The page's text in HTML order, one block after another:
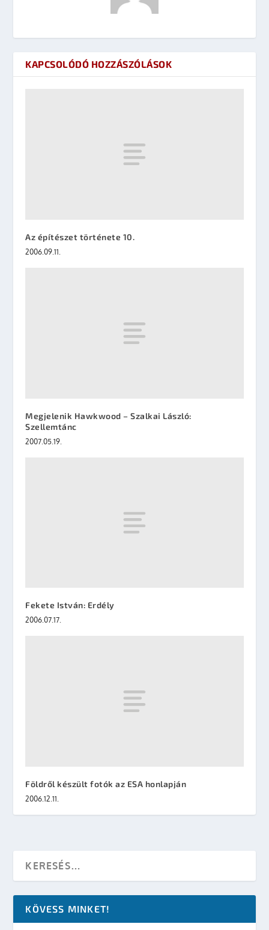
KAPCSOLÓDÓ HOZZÁSZÓLÁSOK
Az építészet története 10.
2006.09.11.
Megjelenik Hawkwood – Szalkai László:
Szellemtánc
2007.05.19.
Fekete István: Erdély
2006.07.17.
Földről készült fotók az ESA honlapján
2006.12.11.
KÖVESS MINKET!